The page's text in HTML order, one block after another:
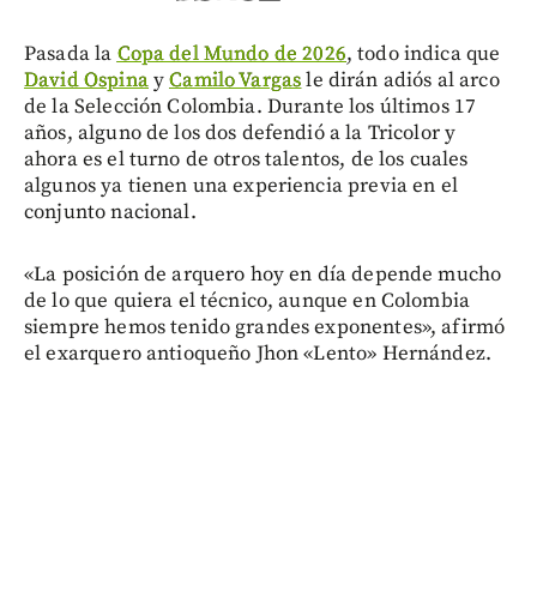
Pasada la Copa del Mundo de 2026, todo indica que
David OspinayCamilo Vargasle dirán adiós al arco
de la Selección Colombia. Durante los últimos 17
años, alguno de los dos defendió a la Tricolor y
ahora es el turno de otros talentos, de los cuales
algunos ya tienen una experiencia previa en el
conjunto nacional.
«La posición de arquero hoy en día depende mucho
de lo que quiera el técnico, aunque en Colombia
siempre hemos tenido grandes exponentes», afirmó
el exarquero antioqueño Jhon «Lento» Hernández.